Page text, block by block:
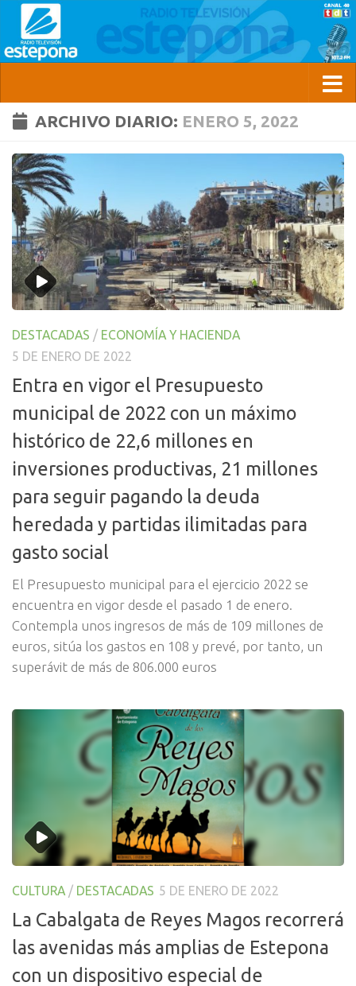
ARCHIVO DIARIO: ENERO 5, 2022
DESTACADAS / ECONOMÍA Y HACIENDA
5 DE ENERO DE 2022
Entra en vigor el Presupuesto
municipal de 2022 con un máximo
histórico de 22,6 millones en
inversiones productivas, 21 millones
para seguir pagando la deuda
heredada y partidas ilimitadas para
gasto social
El Presupuesto municipal para el ejercicio 2022 se
encuentra en vigor desde el pasado 1 de enero.
Contempla unos ingresos de más de 109 millones de
euros, sitúa los gastos en 108 y prevé, por tanto, un
superávit de más de 806.000 euros
CULTURA / DESTACADAS 5 DE ENERO DE 2022
La Cabalgata de Reyes Magos recorrerá
las avenidas más amplias de Estepona
con un dispositivo especial de